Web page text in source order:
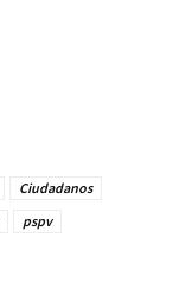
Ciudadanos
pspv